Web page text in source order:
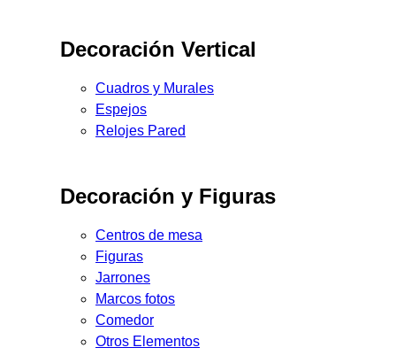
Decoración Vertical
Cuadros y Murales
Espejos
Relojes Pared
Decoración y Figuras
Centros de mesa
Figuras
Jarrones
Marcos fotos
Comedor
Otros Elementos